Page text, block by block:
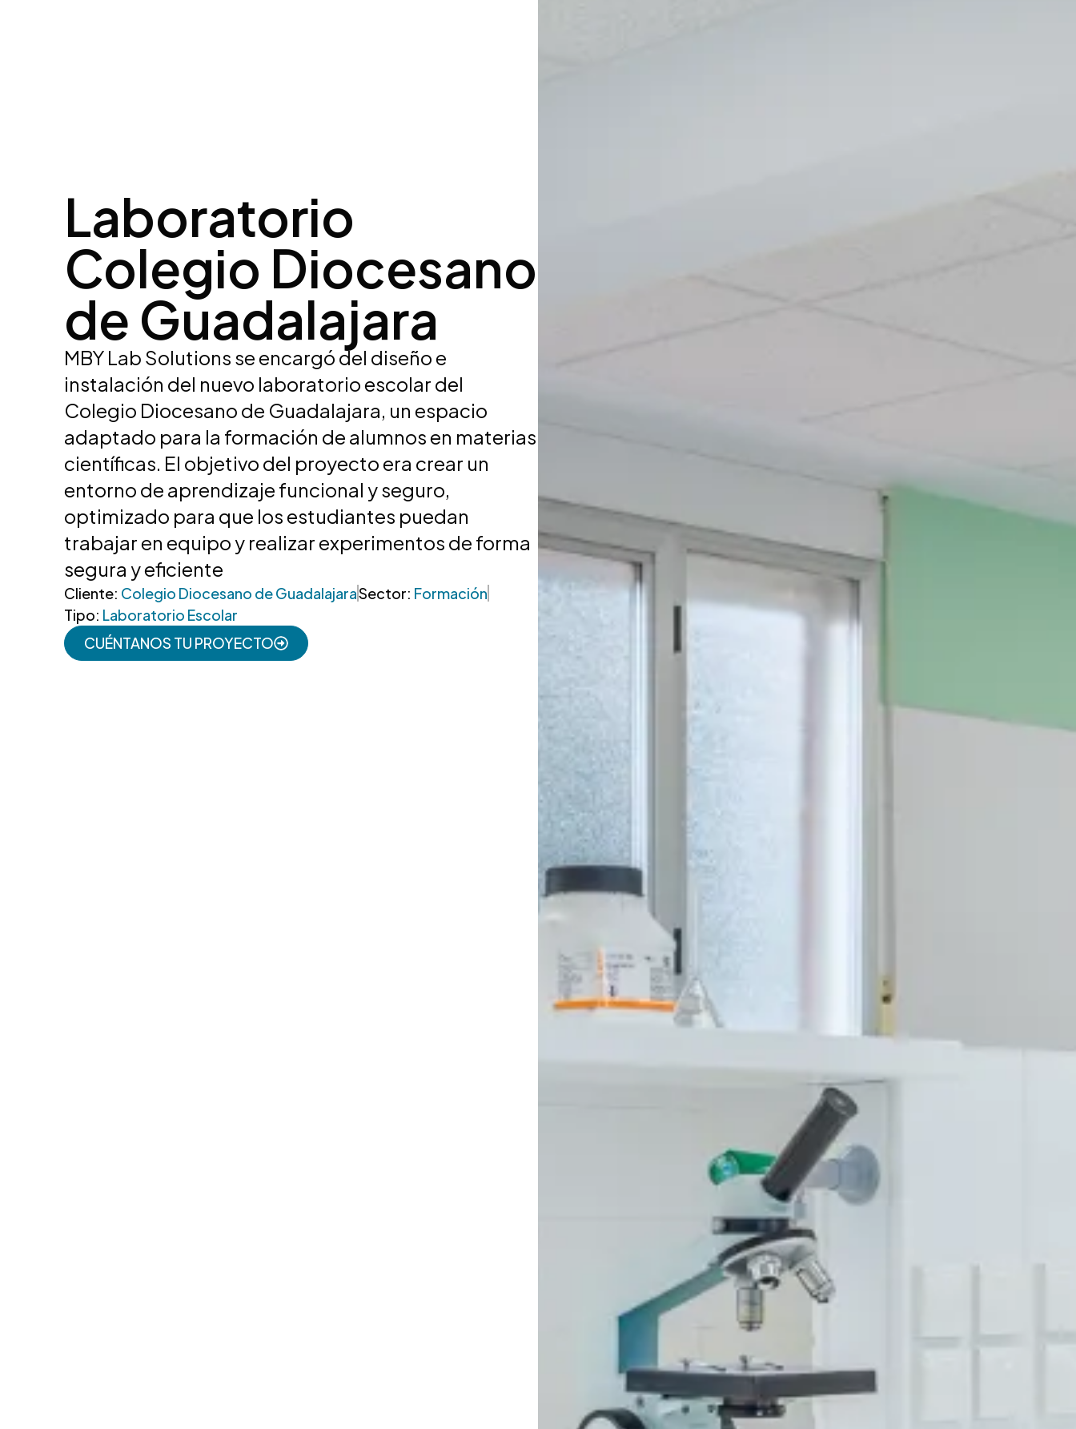
Laboratorio
Colegio Diocesano
de Guadalajara
MBY Lab Solutions se encargó del diseño e
instalación del nuevo laboratorio escolar del
Colegio Diocesano de Guadalajara, un espacio
adaptado para la formación de alumnos en materias
científicas. El objetivo del proyecto era crear un
entorno de aprendizaje funcional y seguro,
optimizado para que los estudiantes puedan
trabajar en equipo y realizar experimentos de forma
segura y eficiente
Cliente: Colegio Diocesano de GuadalajaraSector: Formación
Tipo: Laboratorio Escolar
CUÉNTANOS TU PROYECTO